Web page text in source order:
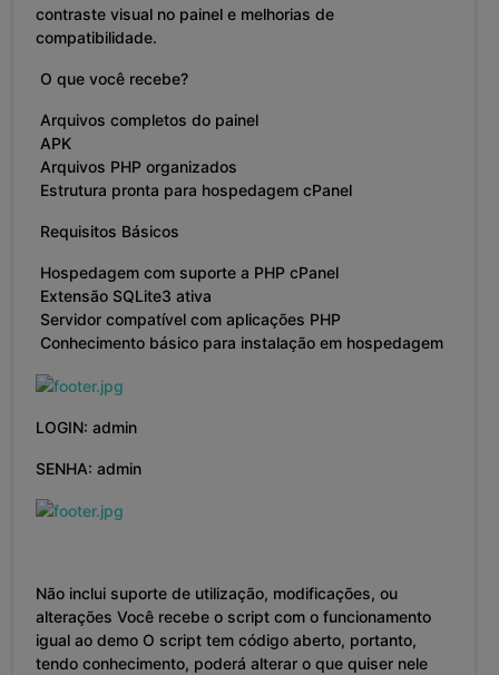
contraste visual no painel e melhorias de
compatibilidade.
O que você recebe?
Arquivos completos do painel
APK
Arquivos PHP organizados
Estrutura pronta para hospedagem cPanel
Requisitos Básicos
Hospedagem com suporte a PHP cPanel
Extensão SQLite3 ativa
Servidor compatível com aplicações PHP
Conhecimento básico para instalação em hospedagem
LOGIN: admin
SENHA: admin
Não inclui suporte de utilização, modificações, ou
alterações Você recebe o script com o funcionamento
igual ao demo O script tem código aberto, portanto,
tendo conhecimento, poderá alterar o que quiser nele